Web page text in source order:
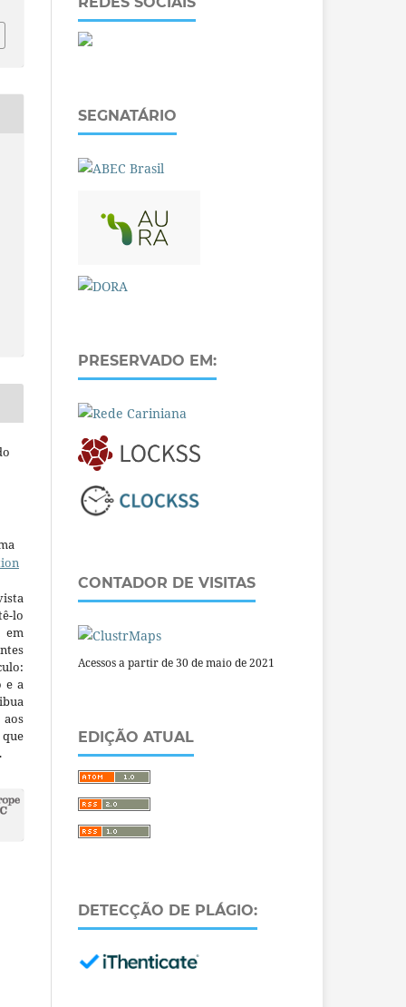
lo
em
e a
SEGNATÁRIO
PRESERVADO EM:
CONTADOR DE VISITAS
Acessos a partir de 30 de maio de 2021
EDIÇÃO ATUAL
DETECÇÃO DE PLÁGIO: